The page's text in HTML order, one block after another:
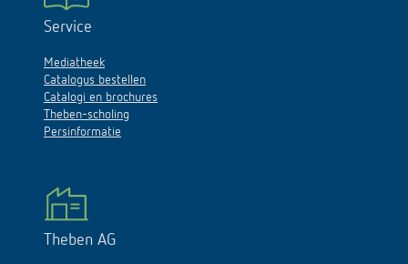
Service
Mediatheek
Catalogus bestellen
Catalogi en brochures
Theben-scholing
Persinformatie
Theben AG